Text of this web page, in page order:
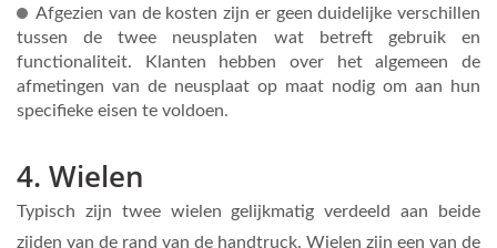
Afgezien van de kosten zijn er geen duidelijke verschillen
tussen de twee neusplaten wat betreft gebruik en
functionaliteit. Klanten hebben over het algemeen de
afmetingen van de neusplaat op maat nodig om aan hun
specifieke eisen te voldoen.
4. Wielen
Typisch zijn twee wielen gelijkmatig verdeeld aan beide
zijden van de rand van de handtruck. Wielen zijn een van de